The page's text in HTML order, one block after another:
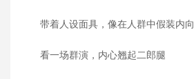
带着人设面具，像在人群中假装内向
看一场群演，内心翘起二郎腿